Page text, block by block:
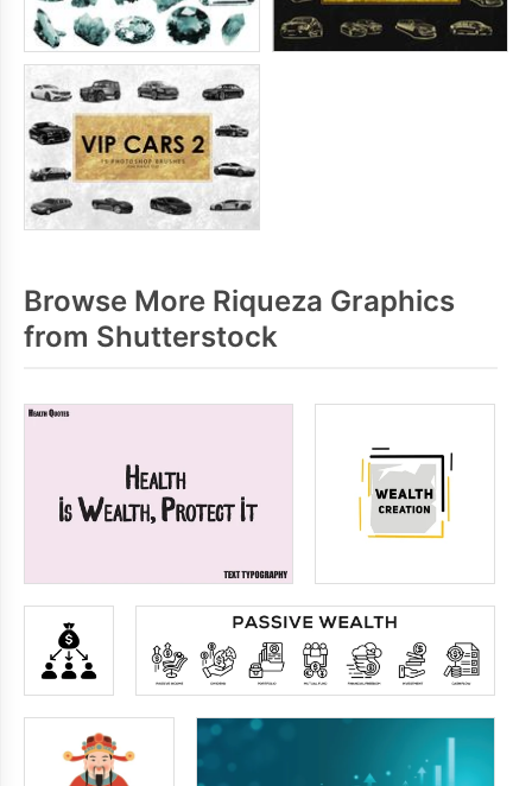
Browse More Riqueza Graphics
from Shutterstock